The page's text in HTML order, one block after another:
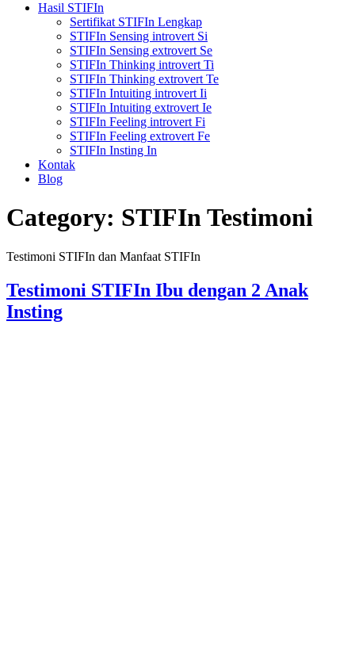
Hasil STIFIn
Sertifikat STIFIn Lengkap
STIFIn Sensing introvert Si
STIFIn Sensing extrovert Se
STIFIn Thinking introvert Ti
STIFIn Thinking extrovert Te
STIFIn Intuiting introvert Ii
STIFIn Intuiting extrovert Ie
STIFIn Feeling introvert Fi
STIFIn Feeling extrovert Fe
STIFIn Insting In
Kontak
Blog
Category: STIFIn Testimoni
Testimoni STIFIn dan Manfaat STIFIn
Testimoni STIFIn Ibu dengan 2 Anak
Insting